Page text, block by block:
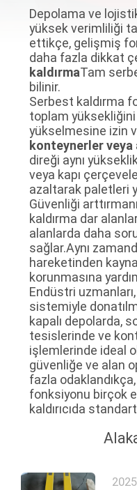
BIZIMLE
ILETIŞIME
GEÇIN
HABERLER
BIR
TEKLIF
ISTEĞI
SITE
HARITASI
PRIVACY
POLICY
Depolama ve
yüksek verimliliği
ettikçe, gelişmiş
daha fazla dikkat
kaldırmaTam
bilinir.
Serbest kaldırma
toplam
yükselmesine izin
konteynerler
direği aynı
veya kapı
azaltarak paletleri
Güvenliği
kaldırma dar
alanlarda daha
sağlar.Aynı
hareketinden
korunmasına
Endüstri
sistemiyle
kapalı depolarda,
tesislerinde ve
işlemlerinde ideal
güvenliğe ve alan
fazla
fonksiyonu birçok
kaldırıcıda